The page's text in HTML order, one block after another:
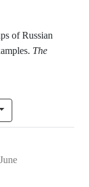
of Russian
The